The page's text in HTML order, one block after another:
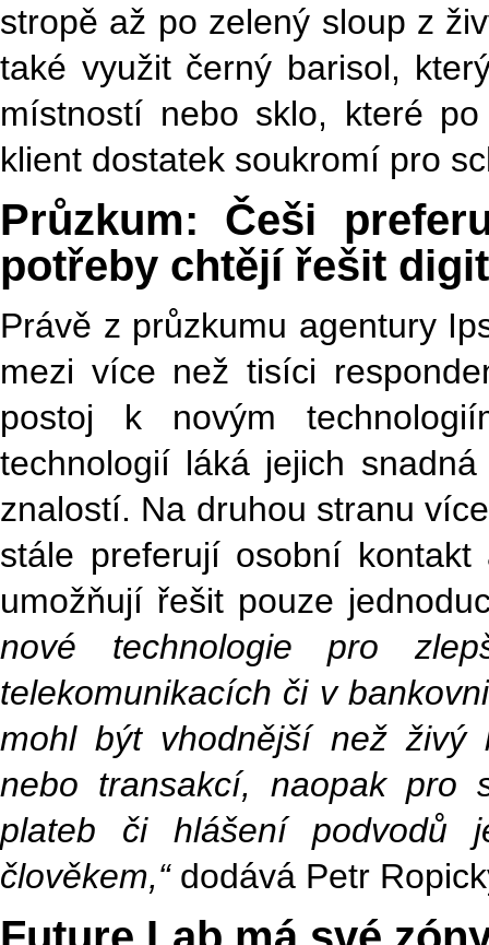
stropě až po zelený sloup z
také využit černý barisol,
místností nebo sklo, které
klient dostatek soukromí pro
Průzkum: Češi
potřeby chtějí řešit
Právě z průzkumu agentury
mezi více než tisíci
postoj k novým
technologií láká jejich
znalostí. Na druhou stranu
stále preferují osobní
umožňují řešit pouze
nové technologie pro
telekomunikacích či v
mohl být vhodnější než živý
nebo transakcí, naopak pro
plateb či hlášení podvodů
člověkem,“dodává Petr